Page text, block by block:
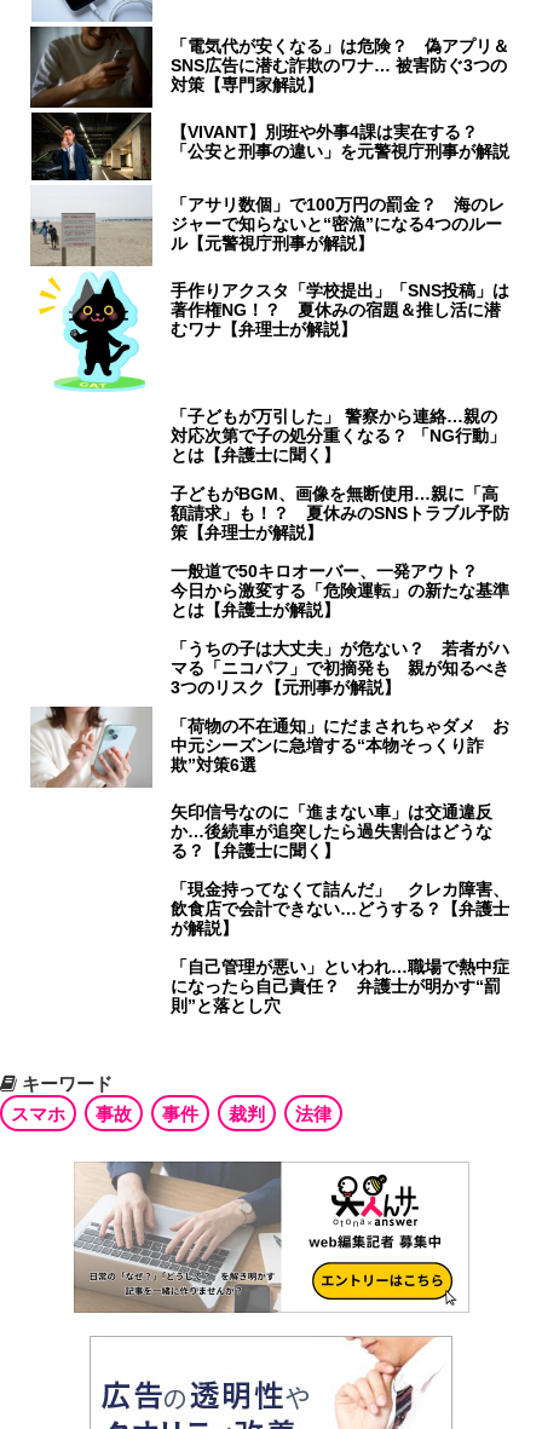
「電気代が安くなる」は危険？ 偽アプリ＆
SNS広告に潜む詐欺のワナ… 被害防ぐ3つの
対策【専門家解説】
【VIVANT】別班や外事4課は実在する？
「公安と刑事の違い」を元警視庁刑事が解説
「アサリ数個」で100万円の罰金？ 海のレ
ジャーで知らないと“密漁”になる4つのルー
ル【元警視庁刑事が解説】
手作りアクスタ「学校提出」「SNS投稿」は
著作権NG！？ 夏休みの宿題＆推し活に潜
むワナ【弁理士が解説】
「子どもが万引した」 警察から連絡…親の
対応次第で子の処分重くなる？ 「NG行動」
とは【弁護士に聞く】
子どもがBGM、画像を無断使用…親に「高
額請求」も！？ 夏休みのSNSトラブル予防
策【弁理士が解説】
一般道で50キロオーバー、一発アウト？
今日から激変する「危険運転」の新たな基準
とは【弁護士が解説】
「うちの子は大丈夫」が危ない？ 若者がハ
マる「ニコパフ」で初摘発も 親が知るべき
3つのリスク【元刑事が解説】
「荷物の不在通知」にだまされちゃダメ お
中元シーズンに急増する“本物そっくり詐
欺”対策6選
矢印信号なのに「進まない車」は交通違反
か…後続車が追突したら過失割合はどうな
る？【弁護士に聞く】
「現金持ってなくて詰んだ」 クレカ障害、
飲食店で会計できない…どうする？【弁護士
が解説】
「自己管理が悪い」といわれ…職場で熱中症
になったら自己責任？ 弁護士が明かす“罰
則”と落とし穴
キーワード
スマホ
事故 事件 裁判 法律